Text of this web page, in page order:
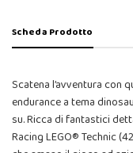
Scheda Prodotto
Scatena l’avventura con
endurance a tema
su. Ricca di fantastici
Racing LEGO® Technic